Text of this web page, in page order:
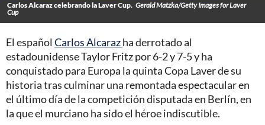
Carlos Alcaraz celebrando la Laver Cup. Gerald Matzka/Getty Images for Laver
Cup
El español Carlos Alcarazha derrotado al
estadounidense Taylor Fritz por 6-2 y 7-5 y ha
conquistado para Europa la quinta Copa Laver de su
historia tras culminar una remontada espectacular en
el último día de la competición disputada en Berlín, en
la que el murciano ha sido el héroe indiscutible.